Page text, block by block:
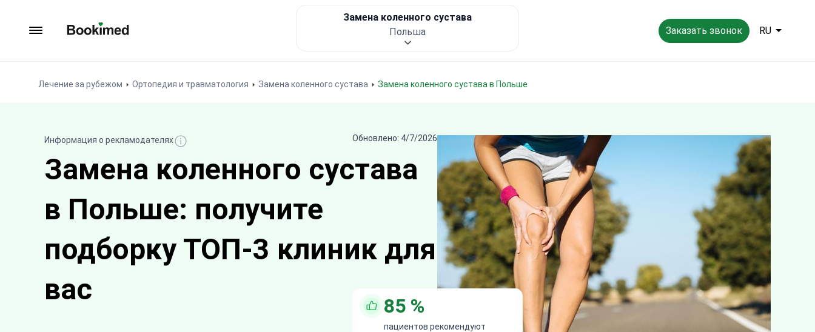
Заказать звонок RU
Лечение за рубежом Ортопедия и травматология Замена коленного сустава Замена коленного сустава в Польше
Замена коленного сустава
Польша
Информация о рекламодателях Обновлено: 4/7/2026
Замена коленного сустава
в Польше: получите
подборку ТОП-3 клиник для
вас
85 %
пациентов рекомендуют